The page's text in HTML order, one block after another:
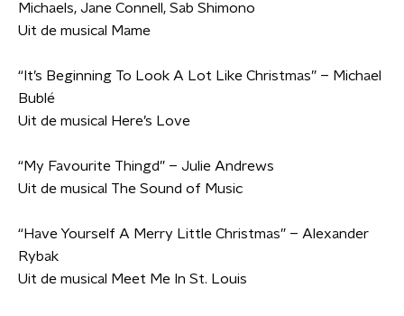
Michaels, Jane Connell, Sab Shimono
Uit de musical Mame
“It’s Beginning To Look A Lot Like Christmas” – Michael
Bublé
Uit de musical Here’s Love
“My Favourite Thingd” – Julie Andrews
Uit de musical The Sound of Music
“Have Yourself A Merry Little Christmas” – Alexander
Rybak
Uit de musical Meet Me In St. Louis